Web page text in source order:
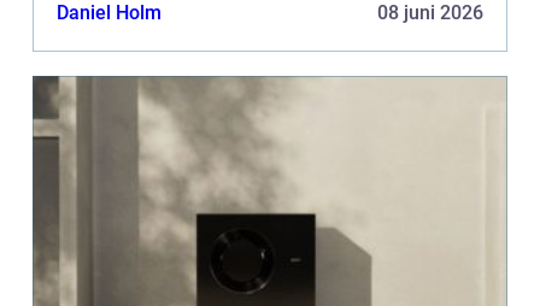
Daniel Holm 08 juni 2026